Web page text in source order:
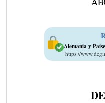
Alemania y
https://